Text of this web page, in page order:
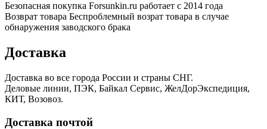
Безопасная покупка Forsunkin.ru работает с 2014 года
Возврат товара Беспроблемный возрат товара в случае
обнаружения заводского брака
Доставка
Доставка во все города России и страны СНГ.
Деловые линии, ПЭК, Байкал Сервис, ЖелДорЭкспедиция,
КИТ, Возовоз.
Доставка почтой